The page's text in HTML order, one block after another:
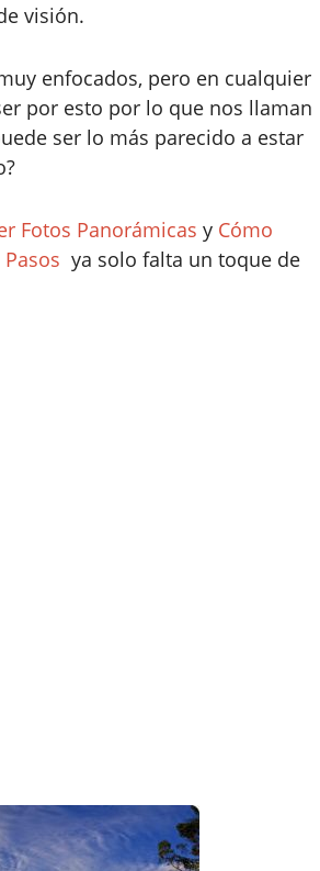
visión.
enfocados, pero en cualquier
por esto por lo que nos llaman
ser lo más parecido a estar
Fotos Panorámicas y Cómo
ya solo falta un toque de